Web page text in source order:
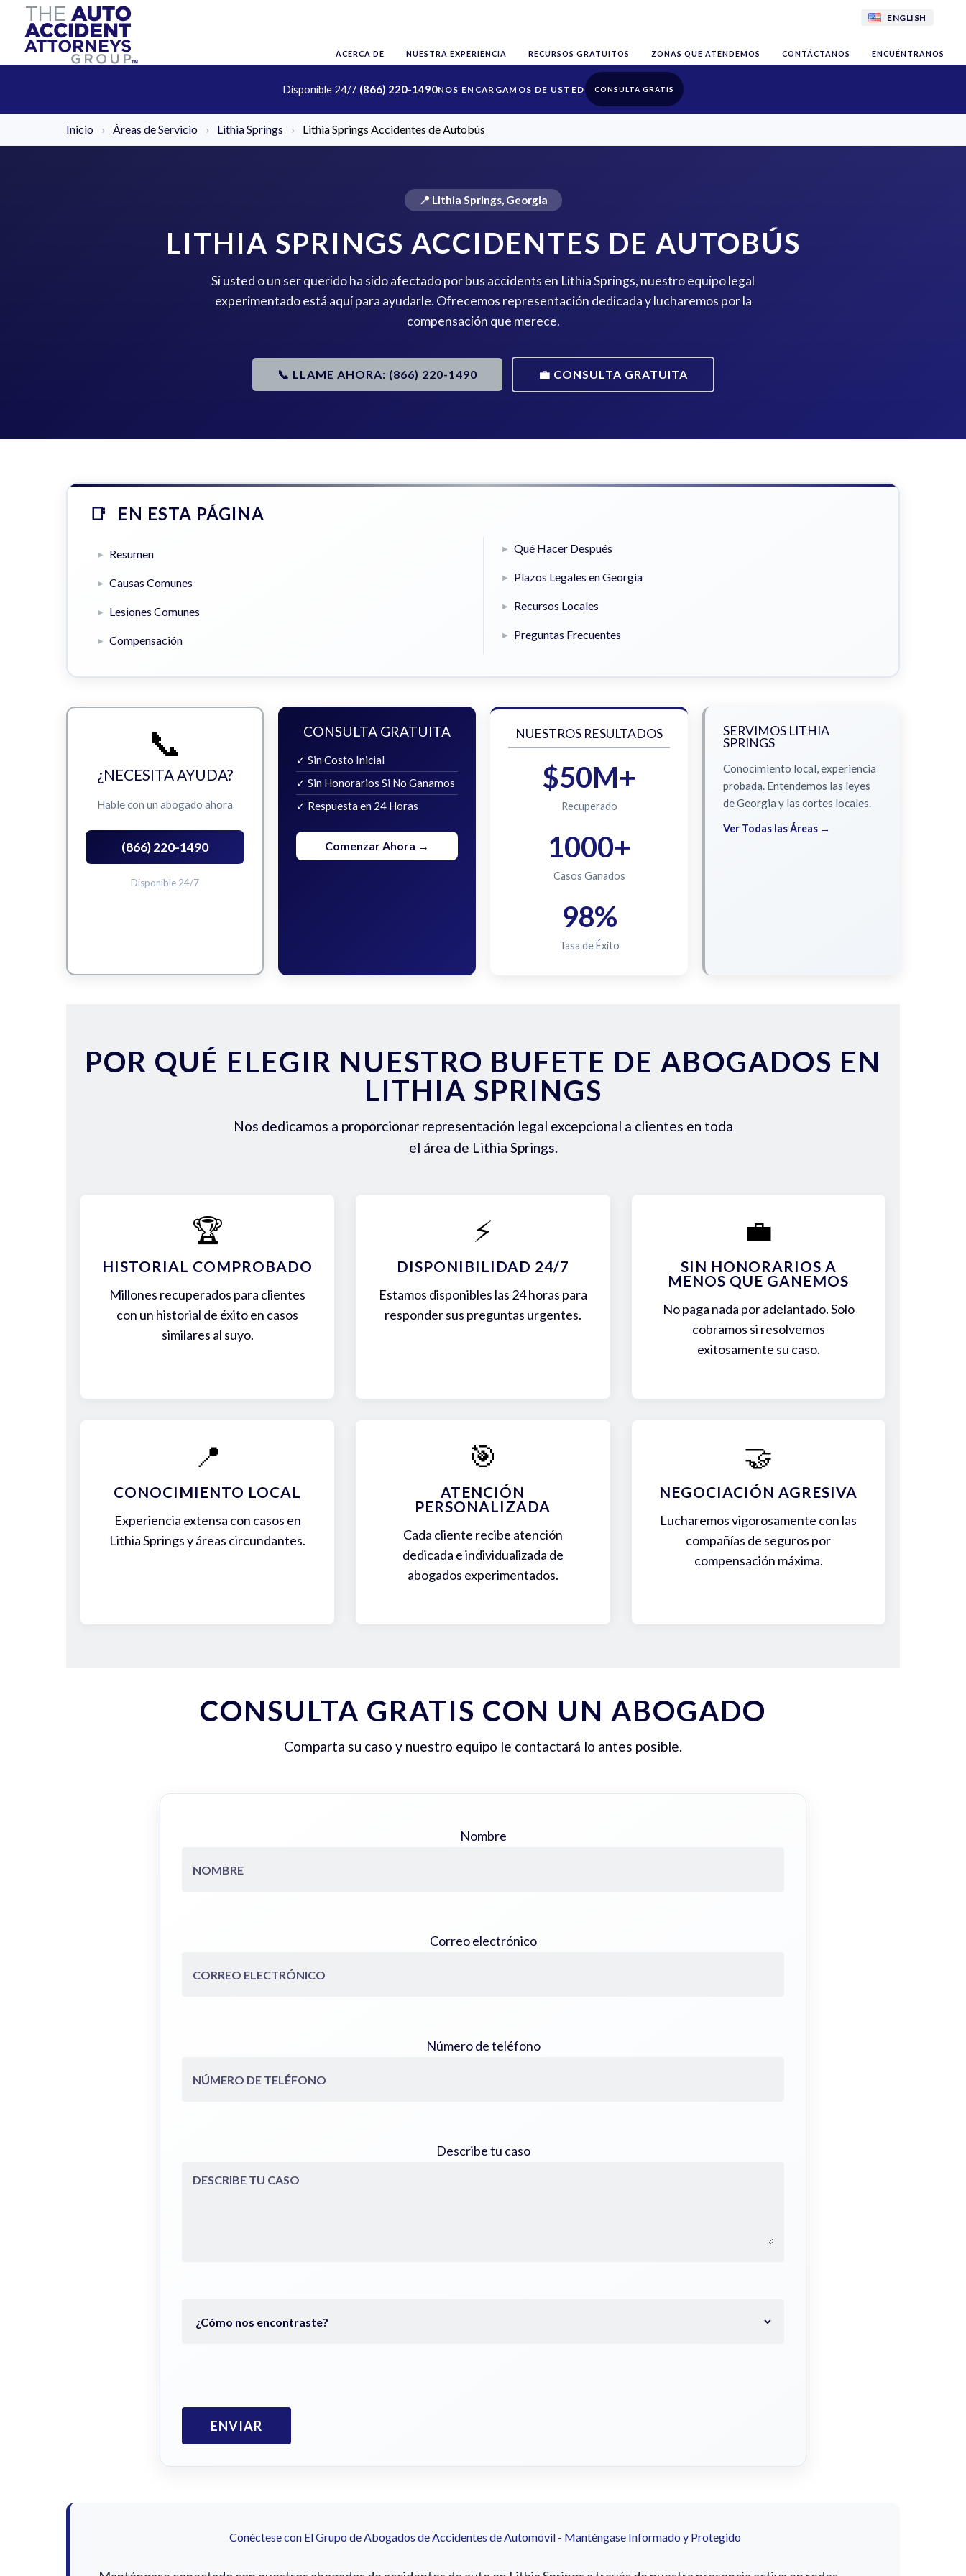
ENGLISH
ACERCA DE NUESTRA EXPERIENCIA RECURSOS GRATUITOS ZONAS QUE ATENDEMOS CONTÁCTANOS ENCUÉNTRANOS
Disponible 24/7 (866) 220-1490 CONSULTA GRATIS
Inicio › Áreas de Servicio › Lithia Springs › Lithia Springs Accidentes de Autobús
📍 Lithia Springs, Georgia
LITHIA SPRINGS ACCIDENTES DE AUTOBÚS
Si usted o un ser querido ha sido afectado por bus accidents en Lithia Springs, nuestro equipo legal
experimentado está aquí para ayudarle. Ofrecemos representación dedicada y lucharemos por la
compensación que merece.
📞 LLAME AHORA: (866) 220-1490 💼 CONSULTA GRATUITA
EN ESTA PÁGINA
Resumen
Causas Comunes
Lesiones Comunes
Compensación
Qué Hacer Después
Plazos Legales en Georgia
Recursos Locales
Preguntas Frecuentes
📞
¿NECESITA AYUDA?
Hable con un abogado ahora
(866) 220-1490
Disponible 24/7
CONSULTA GRATUITA
✓ Sin Costo Inicial
✓ Sin Honorarios Si No Ganamos
✓ Respuesta en 24 Horas
Comenzar Ahora →
NUESTROS RESULTADOS
$50M+
Recuperado
1000+
Casos Ganados
98%
Tasa de Éxito
SERVIMOS LITHIA
SPRINGS
Conocimiento local, experiencia
probada. Entendemos las leyes
de Georgia y las cortes locales.
Ver Todas las Áreas →
POR QUÉ ELEGIR NUESTRO BUFETE DE ABOGADOS EN
LITHIA SPRINGS
Nos dedicamos a proporcionar representación legal excepcional a clientes en toda
el área de Lithia Springs.
🏆
HISTORIAL COMPROBADO
Millones recuperados para clientes
con un historial de éxito en casos
similares al suyo.
⚡
DISPONIBILIDAD 24/7
Estamos disponibles las 24 horas para
responder sus preguntas urgentes.
💼
SIN HONORARIOS A
MENOS QUE GANEMOS
No paga nada por adelantado. Solo
cobramos si resolvemos
exitosamente su caso.
📍
CONOCIMIENTO LOCAL
Experiencia extensa con casos en
Lithia Springs y áreas circundantes.
🎯
ATENCIÓN
PERSONALIZADA
Cada cliente recibe atención
dedicada e individualizada de
abogados experimentados.
🤝
NEGOCIACIÓN AGRESIVA
Lucharemos vigorosamente con las
compañías de seguros por
compensación máxima.
CONSULTA GRATIS CON UN ABOGADO
Comparta su caso y nuestro equipo le contactará lo antes posible.
Nombre
Correo electrónico
Número de teléfono
Describe tu caso
Conéctese con El Grupo de Abogados de Accidentes de Automóvil - Manténgase Informado y Protegido